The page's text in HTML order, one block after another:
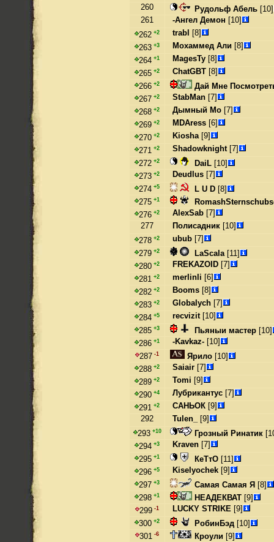
260
Рудольф Абель [10]
261
-Ангел Демон [10]
262 +2 trabl
[8]
263 +3 Мохаммед Али [8]
264 +1 MagesTy [8]
265 +2 ChatGBT [8]
266 +2
Дай Мне
267 +2 StabMan [7]
268 +2 Дымный Мо [7]
269 +2 MDAress [6]
270 +2 Kiosha[9]
271 +2 Shadowknight[7]
272 +2 DaiL [10]
273 +2 Deudlus [7]
274 +5 L U D [8]
275 +1
276 +2 AlexSab [7]
277
Полисадник [10]
278 +2 ubub [7]
279 +2 LaScala[11]
280 +2 FREKAZOID [7]
281 +2 merlinli [6]
282 +2 Booms [8]
283 +2 Globalych [7]
284 +5 recvizit[10]
285 +3 Пьяныи мастер [10]
286 +1 -Kavkaz- [10]
287 -1 Ярило [10]
288 +2 Saiair [7]
289 +2 Tomi [9]
290 +4 Лубрикантус [7]
291 +2 САНЬОК [9]
292
Tulen_
[9]
293 +10 Грозный Ринатик
294 +3 Kraven [7]
295 +1 КеТтО [11]
296 +5 Kiselyochek [9]
297 +3 Самая Самая Я [8]
298 +1 НЕАДЕКВАТ [9]
299 -1 LUCKY STRIKE [9]
300 +2 РобинБэд [10]
301 -6 Кроули [9]